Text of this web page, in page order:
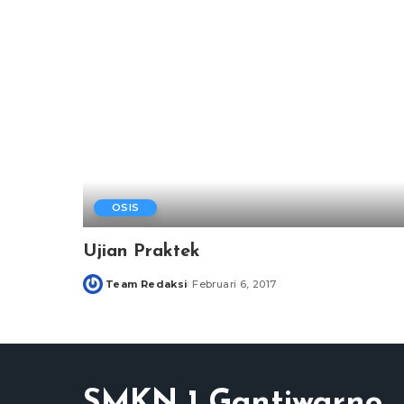
OSIS
Ujian Praktek
Posted
Team Redaksi Februari 6, 2017